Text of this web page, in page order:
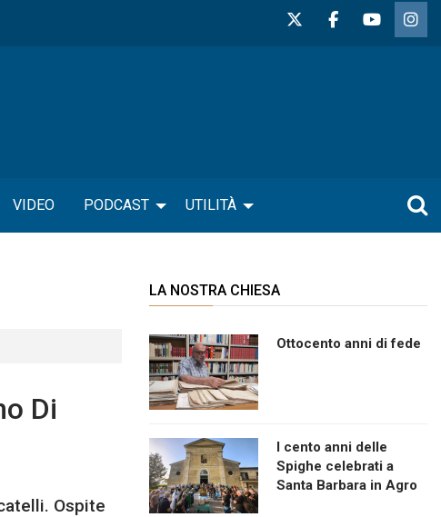
VIDEO PODCAST UTILITÀ
Di
Ospite
LA NOSTRA CHIESA
Ottocento anni di fede
I cento anni delle
Spighe celebrati a
Santa Barbara in Agro